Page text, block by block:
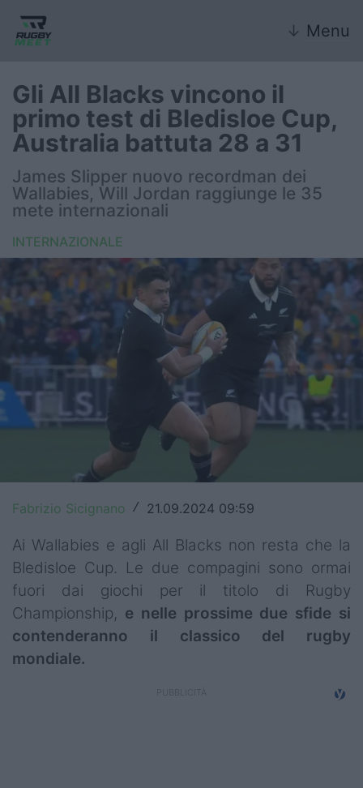
↓ Menu
Nazionale
Nazionali giovanili
Rugby Sevens
FIR
Internazionale
6 Nazioni
United Rugby Championship
Top14
Premiership
Champions Cup
Rugby World Cup
Super Rugby
Rugby in TV
Gli All Blacks vincono il
primo test di Bledisloe Cup,
Australia battuta 28 a 31
James Slipper nuovo recordman dei
Wallabies, Will Jordan raggiunge le 35
mete internazionali
INTERNAZIONALE
Fabrizio Sicignano / 21.09.2024 09:59
Ai Wallabies e agli All Blacks non resta che la
Bledisloe Cup. Le due compagini sono ormai
fuori dai giochi per il titolo di Rugby
Championship, e nelle prossime due sfide si
contenderanno il classico del rugby
mondiale.